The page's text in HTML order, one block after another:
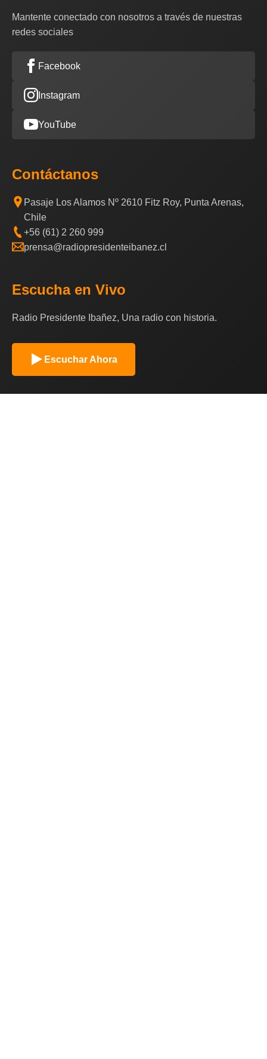
Mantente conectado con nosotros a través de nuestras
redes sociales
Facebook
Instagram
YouTube
Contáctanos
Pasaje Los Alamos Nº 2610 Fitz Roy, Punta Arenas,
Chile
+56 (61) 2 260 999
prensa@radiopresidenteibanez.cl
Escucha en Vivo
Radio Presidente Ibañez, Una radio con historia.
Escuchar Ahora